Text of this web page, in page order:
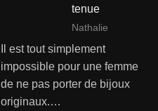
tenue
Nathalie
Il est tout simplement
impossible pour une femme
de ne pas porter de bijoux
originaux.…